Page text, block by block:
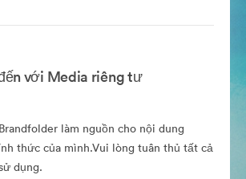
với Media riêng tư
làm nguồn cho nội dung
thức của mình.Vui lòng tuân thủ tất cả
dụng.